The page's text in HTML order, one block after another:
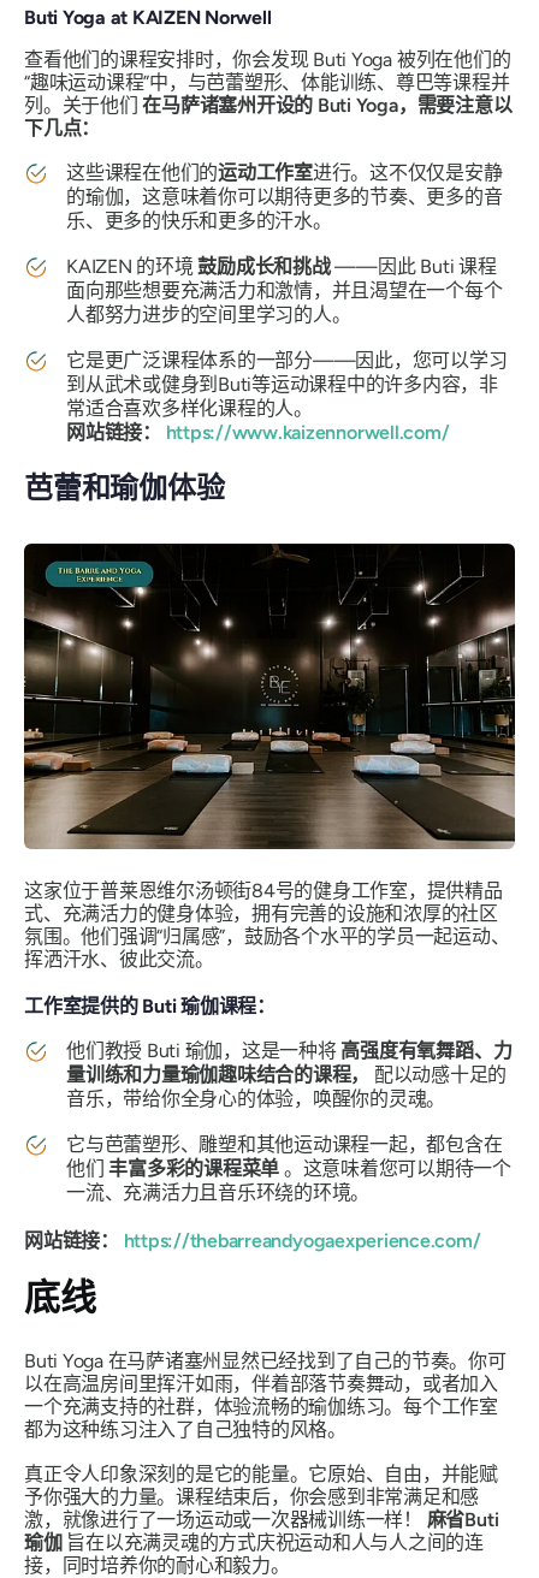
Buti Yoga at KAIZEN Norwell
查看他们的课程安排时，你会发现 Buti Yoga 被列在他们的
“趣味运动课程”中，与芭蕾塑形、体能训练、尊巴等课程并
列。关于他们在马萨诸塞州开设的 Buti Yoga，需要注意以
下几点：
这些课程在他们的运动工作室进行。这不仅仅是安静
的瑜伽，这意味着你可以期待更多的节奏、更多的音
乐、更多的快乐和更多的汗水。
KAIZEN 的环境鼓励成长和挑战——因此 Buti 课程
面向那些想要充满活力和激情，并且渴望在一个每个
人都努力进步的空间里学习的人。
它是更广泛课程体系的一部分——因此，您可以学习
到从武术或健身到Buti等运动课程中的许多内容，非
常适合喜欢多样化课程的人。
网站链接：
https://www.kaizennorwell.com/
芭蕾和瑜伽体验
这家位于普莱恩维尔汤顿街84号的健身工作室，提供精品
式、充满活力的健身体验，拥有完善的设施和浓厚的社区
氛围。他们强调“归属感”，鼓励各个水平的学员一起运动、
挥洒汗水、彼此交流。
工作室提供的 Buti 瑜伽课程：
他们教授 Buti 瑜伽，这是一种将 高强度有氧舞蹈、力
量训练和力量瑜伽趣味结合的课程，
配以动感十足的
音乐，带给你全身心的体验，唤醒你的灵魂。
它与芭蕾塑形、雕塑和其他运动课程一起，都包含在
他们丰富多彩的课程菜单 。这意味着您可以期待一个
一流、充满活力且音乐环绕的环境。
网站链接： https://thebarreandyogaexperience.com/
底线
Buti Yoga 在马萨诸塞州显然已经找到了自己的节奏。你可
以在高温房间里挥汗如雨，伴着部落节奏舞动，或者加入
一个充满支持的社群，体验流畅的瑜伽练习。每个工作室
都为这种练习注入了自己独特的风格。
真正令人印象深刻的是它的能量。它原始、自由，并能赋
予你强大的力量。课程结束后，你会感到非常满足和感
激，就像进行了一场运动或一次器械训练一样！ 麻省Buti
瑜伽 旨在以充满灵魂的方式庆祝运动和人与人之间的连
接，同时培养你的耐心和毅力。